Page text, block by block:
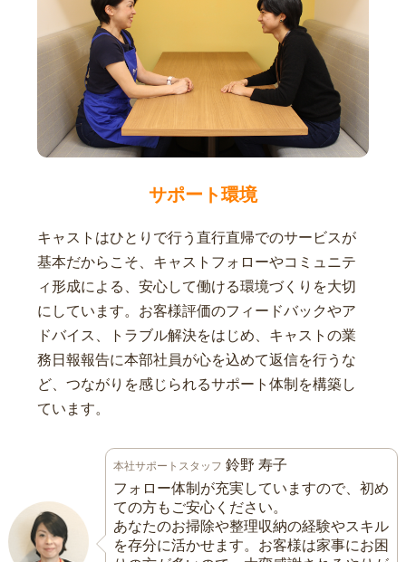
サポート環境
キャストはひとりで行う直行直帰でのサービスが
基本だからこそ、キャストフォローやコミュニテ
ィ形成による、安心して働ける環境づくりを大切
にしています。お客様評価のフィードバックやア
ドバイス、トラブル解決をはじめ、キャストの業
務日報報告に本部社員が心を込めて返信を行うな
ど、つながりを感じられるサポート体制を構築し
ています。
本社サポートスタッフ 鈴野 寿子
フォロー体制が充実していますので、初め
ての方もご安心ください。
あなたのお掃除や整理収納の経験やスキル
を存分に活かせます。お客様は家事にお困